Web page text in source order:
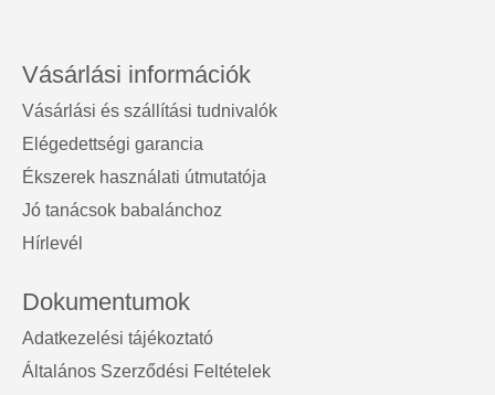
Vásárlási információk
Vásárlási és szállítási tudnivalók
Elégedettségi garancia
Ékszerek használati útmutatója
Jó tanácsok babalánchoz
Hírlevél
Dokumentumok
Adatkezelési tájékoztató
Általános Szerződési Feltételek